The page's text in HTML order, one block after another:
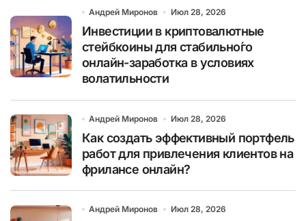
Андрей Миронов Июл 28, 2026
Инвестиции в криптовалютные
стейбкоины для стабильно́го
онлайн-заработка в условиях
волатильности
Андрей Миронов Июл 28, 2026
Как создать эффективный портфель
работ для привлечения клиентов на
фрилансе онлайн?
Андрей Миронов Июл 28, 2026